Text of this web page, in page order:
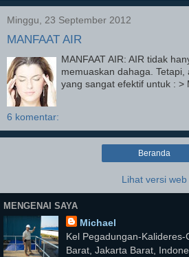
Minggu, 23 September 2012
MANFAAT AIR
MANFAAT AIR: AIR tidak
memuaskan dahaga.
yang sangat efektif untuk : >
6 komentar:
Beranda
Lihat versi web
MENGENAI SAYA
Michael
Kel Pegadungan-
Barat, Jakarta Barat,